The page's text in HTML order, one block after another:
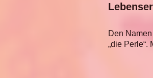
Den
„die Perle“.